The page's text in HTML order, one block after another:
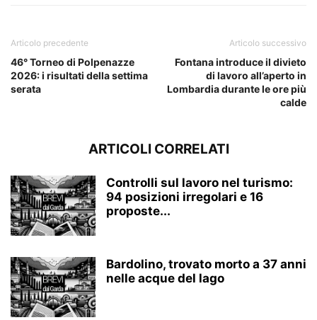
Articolo precedente
46° Torneo di Polpenazze
2026: i risultati della settima
serata
Articolo successivo
Fontana introduce il divieto
di lavoro all’aperto in
Lombardia durante le ore più
calde
ARTICOLI CORRELATI
Controlli sul lavoro nel turismo:
94 posizioni irregolari e 16
proposte...
Bardolino, trovato morto a 37 anni
nelle acque del lago